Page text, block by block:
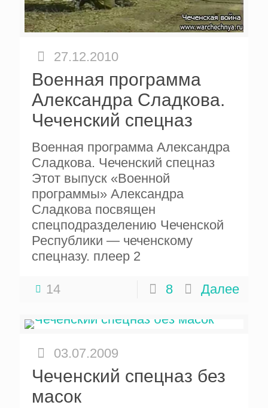
27.12.2010
Военная программа
Александра Сладкова.
Чеченский спецназ
Военная программа Александра
Сладкова. Чеченский спецназ
Этот выпуск «Военной
программы» Александра
Сладкова посвящен
спецподразделению Чеченской
Республики — чеченскому
спецназу. плеер 2
14 8 Далее
03.07.2009
Чеченский спецназ без
масок